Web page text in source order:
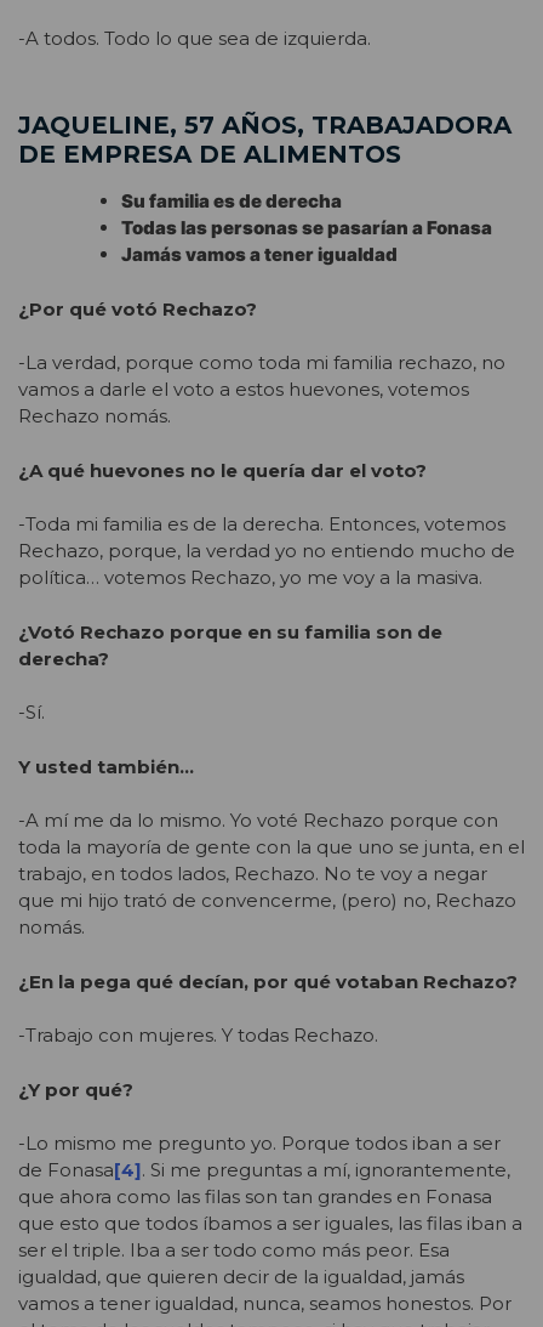
-A todos. Todo lo que sea de izquierda.
JAQUELINE, 57 AÑOS, TRABAJADORA
DE EMPRESA DE ALIMENTOS
Su familia es de derecha
Todas las personas se pasarían a Fonasa
Jamás vamos a tener igualdad
¿Por qué votó Rechazo?
-La verdad, porque como toda mi familia rechazo, no
vamos a darle el voto a estos huevones, votemos
Rechazo nomás.
¿A qué huevones no le quería dar el voto?
-Toda mi familia es de la derecha. Entonces, votemos
Rechazo, porque, la verdad yo no entiendo mucho de
política… votemos Rechazo, yo me voy a la masiva.
¿Votó Rechazo porque en su familia son de
derecha?
-Sí.
Y usted también…
-A mí me da lo mismo. Yo voté Rechazo porque con
toda la mayoría de gente con la que uno se junta, en el
trabajo, en todos lados, Rechazo. No te voy a negar
que mi hijo trató de convencerme, (pero) no, Rechazo
nomás.
¿En la pega qué decían, por qué votaban Rechazo?
-Trabajo con mujeres. Y todas Rechazo.
¿Y por qué?
-Lo mismo me pregunto yo. Porque todos iban a ser
de Fonasa[4]. Si me preguntas a mí, ignorantemente,
que ahora como las filas son tan grandes en Fonasa
que esto que todos íbamos a ser iguales, las filas iban a
ser el triple. Iba a ser todo como más peor. Esa
igualdad, que quieren decir de la igualdad, jamás
vamos a tener igualdad, nunca, seamos honestos. Por